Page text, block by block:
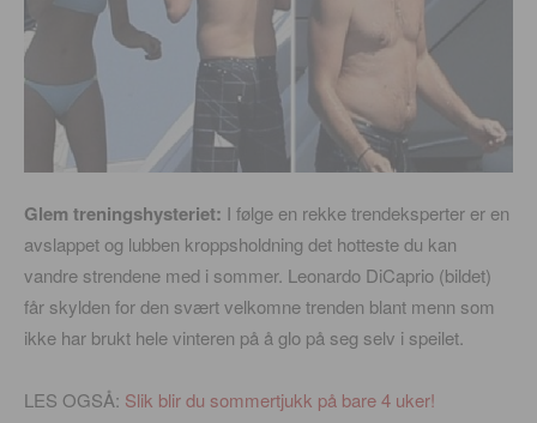
Glem treningshysteriet: I følge en rekke trendeksperter er en
avslappet og lubben kroppsholdning det hotteste du kan
vandre strendene med i sommer. Leonardo DiCaprio (bildet)
får skylden for den svært velkomne trenden blant menn som
ikke har brukt hele vinteren på å glo på seg selv i speilet.
LES OGSÅ: Slik blir du sommertjukk på bare 4 uker!